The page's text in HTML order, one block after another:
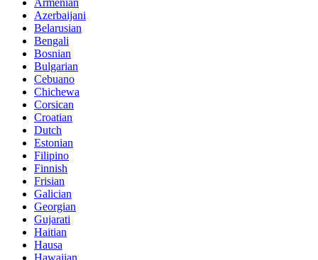
Armenian
Azerbaijani
Belarusian
Bengali
Bosnian
Bulgarian
Cebuano
Chichewa
Corsican
Croatian
Dutch
Estonian
Filipino
Finnish
Frisian
Galician
Georgian
Gujarati
Haitian
Hausa